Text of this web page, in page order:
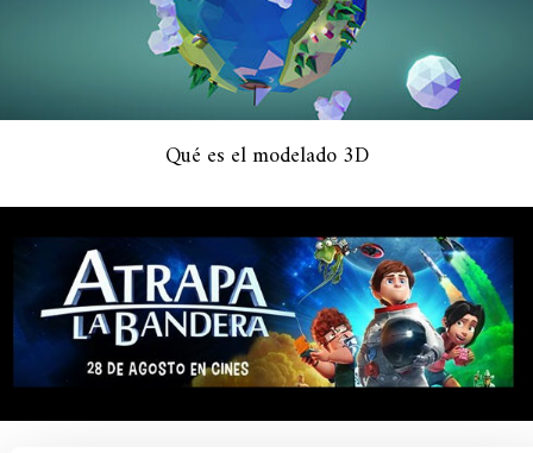
Qué es el modelado 3D